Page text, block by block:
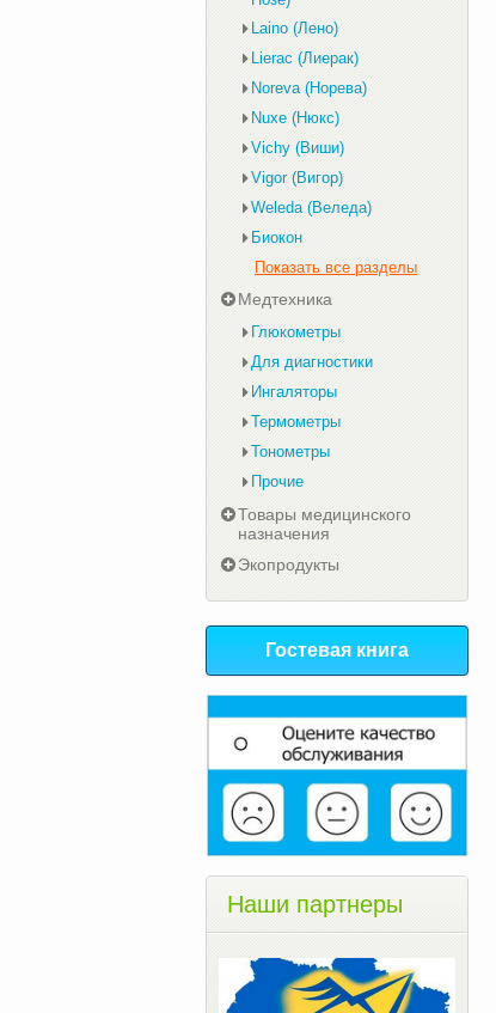
Laino (Лено)
Lierac (Лиерак)
Noreva (Норева)
Nuxe (Нюкс)
Vichy (Виши)
Vigor (Вигор)
Weleda (Веледа)
Биокон
Показать все разделы
Медтехника
Глюкометры
Для диагностики
Ингаляторы
Термометры
Тонометры
Прочие
Товары медицинского
назначения
Экопродукты
Гостевая книга
Наши партнеры